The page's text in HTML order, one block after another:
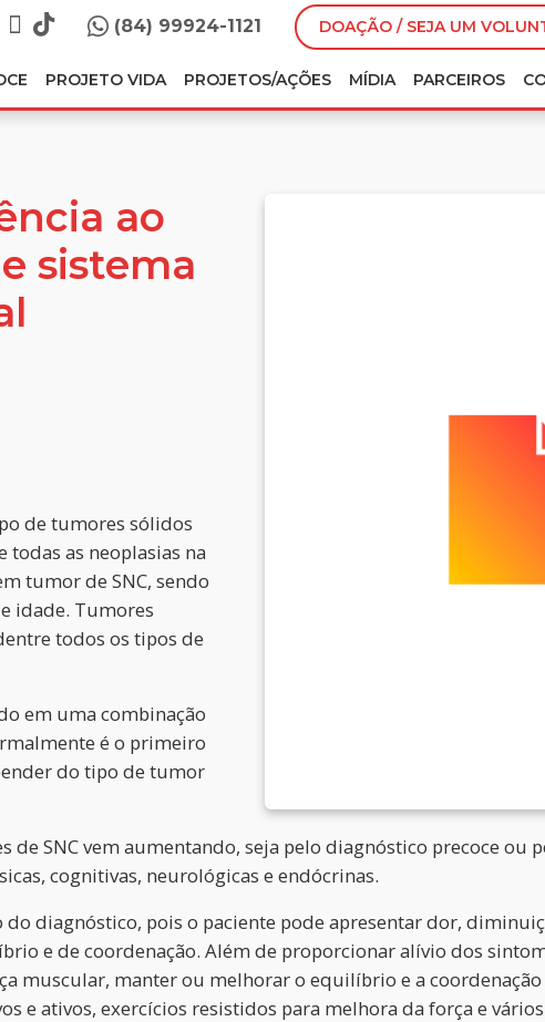
(84) 99924-1121
DOAÇÃO / SEJA UM
PROJETO VIDA PROJETOS/AÇÕES MÍDIA PARCEIROS
ao
sistema
de tumores sólidos
todas as neoplasias na
tumor de SNC, sendo
idade. Tumores
todos os tipos de
em uma combinação
é o primeiro
do tipo de tumor
SNC vem aumentando, seja pelo diagnóstico precoce ou
cognitivas, neurológicas e endócrinas.
diagnóstico, pois o paciente pode apresentar dor,
e de coordenação. Além de proporcionar alívio dos
muscular, manter ou melhorar o equilíbrio e a coordenação
e ativos, exercícios resistidos para melhora da força e